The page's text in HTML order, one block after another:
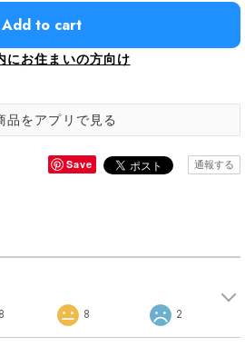
Add to cart
にお住まいの方向け
品をアプリで見る
Save 通報する
8 2